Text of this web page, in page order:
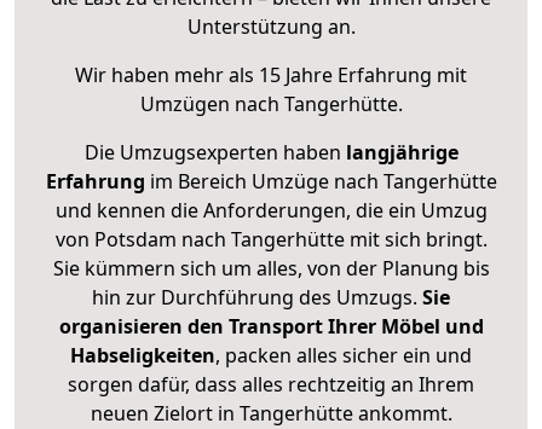
Unterstützung an.
Wir haben mehr als 15 Jahre Erfahrung mit
Umzügen nach Tangerhütte.
Die Umzugsexperten haben langjährige
Erfahrung im Bereich Umzüge nach Tangerhütte
und kennen die Anforderungen, die ein Umzug
von Potsdam nach Tangerhütte mit sich bringt.
Sie kümmern sich um alles, von der Planung bis
hin zur Durchführung des Umzugs. Sie
organisieren den Transport Ihrer Möbel und
Habseligkeiten, packen alles sicher ein und
sorgen dafür, dass alles rechtzeitig an Ihrem
neuen Zielort in Tangerhütte ankommt.